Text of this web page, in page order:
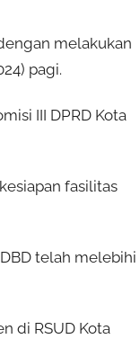
melakukan
pagi.
III DPRD Kota
fasilitas
telah melebihi
di RSUD Kota